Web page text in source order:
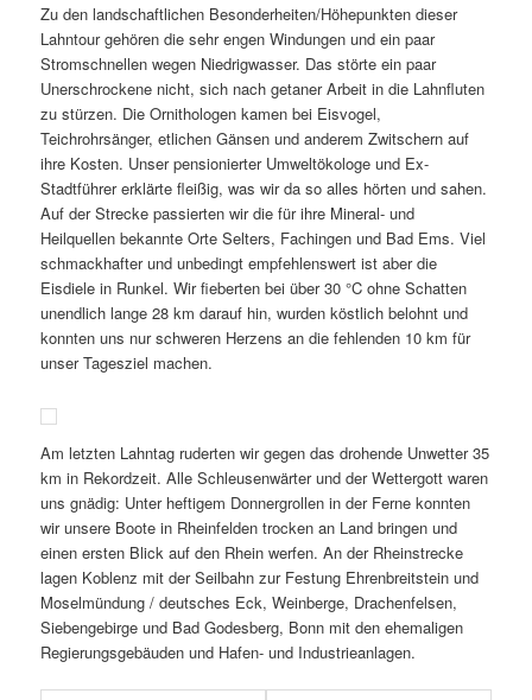
Zu den landschaftlichen Besonderheiten/Höhepunkten dieser
Lahntour gehören die sehr engen Windungen und ein paar
Stromschnellen wegen Niedrigwasser. Das störte ein paar
Unerschrockene nicht, sich nach getaner Arbeit in die Lahnfluten
zu stürzen. Die Ornithologen kamen bei Eisvogel,
Teichrohrsänger, etlichen Gänsen und anderem Zwitschern auf
ihre Kosten. Unser pensionierter Umweltökologe und Ex-
Stadtführer erklärte fleißig, was wir da so alles hörten und sahen.
Auf der Strecke passierten wir die für ihre Mineral- und
Heilquellen bekannte Orte Selters, Fachingen und Bad Ems. Viel
schmackhafter und unbedingt empfehlenswert ist aber die
Eisdiele in Runkel. Wir fieberten bei über 30 °C ohne Schatten
unendlich lange 28 km darauf hin, wurden köstlich belohnt und
konnten uns nur schweren Herzens an die fehlenden 10 km für
unser Tagesziel machen.
Am letzten Lahntag ruderten wir gegen das drohende Unwetter 35
km in Rekordzeit. Alle Schleusenwärter und der Wettergott waren
uns gnädig: Unter heftigem Donnergrollen in der Ferne konnten
wir unsere Boote in Rheinfelden trocken an Land bringen und
einen ersten Blick auf den Rhein werfen. An der Rheinstrecke
lagen Koblenz mit der Seilbahn zur Festung Ehrenbreitstein und
Moselmündung / deutsches Eck, Weinberge, Drachenfelsen,
Siebengebirge und Bad Godesberg, Bonn mit den ehemaligen
Regierungsgebäuden und Hafen- und Industrieanlagen.